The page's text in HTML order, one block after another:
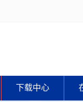
下载中心